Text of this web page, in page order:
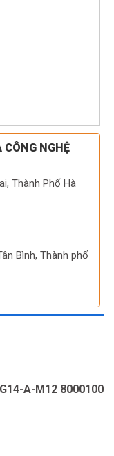
NGHỆ
Thành Phố Hà
Bình, Thành phố
A-M12 8000100